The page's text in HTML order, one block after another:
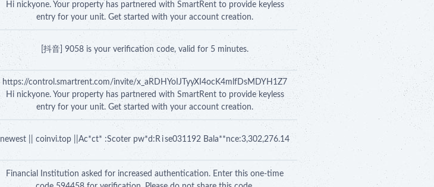
Hi nickyone. Your property has partnered with SmartRent to provide keyless
entry for your unit. Get started with your account creation.
[抖音] 9058 is your verification code, valid for 5 minutes.
https://control.smartrent.com/invite/x_aRDHYoIJTyyXI4ocK4mlfDsMDYH1Z7
Hi nickyone. Your property has partnered with SmartRent to provide keyless
entry for your unit. Get started with your account creation.
newest || coinvi.top ||Ac*ct* :Scoter pw*d:R i se031192 Bala**nce:3,302,276.14
Financial Institution asked for increased authentication. Enter this one-time